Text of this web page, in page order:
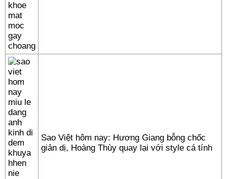
Sao Việt hôm nay: Hương Giang bỗng chốc
giản dị, Hoàng Thùy quay lại với style cá tính